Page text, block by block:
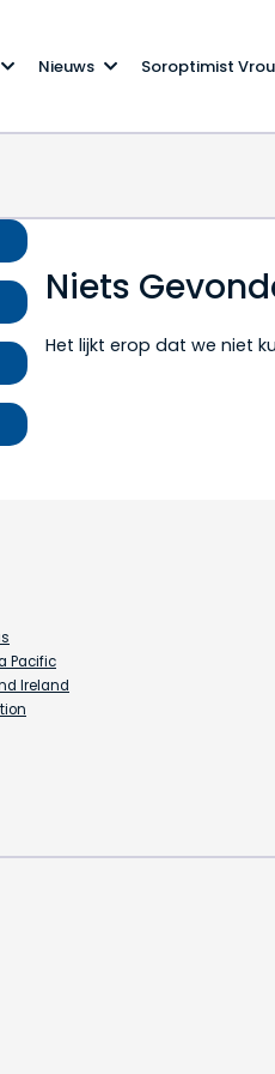
Nieuws Soroptimist
Niets
Het lijkt erop dat we niet
Pacific
Ireland